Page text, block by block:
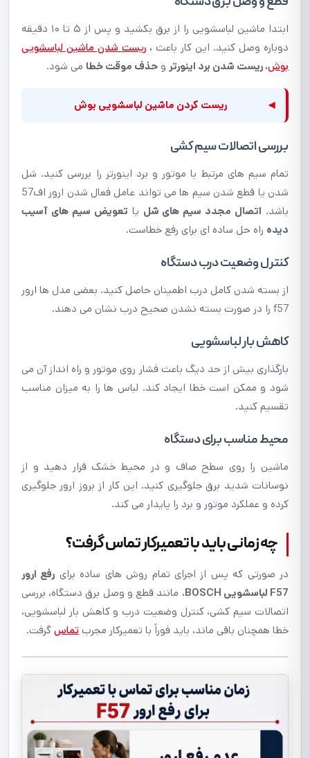
ابتدا ماشین لباسشویی را از برق بکشید و پس از ۵ تا ۱۰ دقیقه
دوباره وصل کنید. این کار باعث ، ریست شدن ماشین لباسشویی
بوش، ریست شدن برد اینورتر و حذف موقت خطا می شود.
◂ ریست کردن ماشین لباسشویی بوش
بررسی اتصالات سیم کشی
تمام سیم های مرتبط با موتور و برد اینورتر را بررسی کنید. شل
شدن یا قطع شدن سیم ها می تواند عامل فعال شدن ارور اف57
باشد. اتصال مجدد سیم های شل یا تعویض سیم های آسیب
دیده راه حل ساده ای برای رفع خطاست.
کنترل وضعیت درب دستگاه
از بسته شدن کامل درب اطمینان حاصل کنید. بعضی مدل ها ارور
f57 را در صورت بسته نشدن صحیح درب نشان می دهند.
کاهش بار لباسشویی
بارگذاری بیش از حد دیگ باعث فشار روی موتور و راه انداز آن می
شود و ممکن است خطا ایجاد کند. لباس ها را به میزان مناسب
تقسیم کنید.
محیط مناسب برای دستگاه
ماشین را روی سطح صاف و در محیط خشک قرار دهید و از
نوسانات شدید برق جلوگیری کنید. این کار از بروز ارور جلوگیری
کرده و عملکرد موتور و برد را پایدار می کند.
چه زمانی باید با تعمیرکار تماس گرفت؟
در صورتی که پس از اجرای تمام روش های ساده برای رفع ارور
F57 لباسشویی BOSCH
، مانند قطع و وصل برق دستگاه، بررسی
اتصالات سیم کشی، کنترل وضعیت درب و کاهش بار لباسشویی،
خطا همچنان باقی ماند، باید فوراً با تعمیرکار مجرب تماسگرفت.